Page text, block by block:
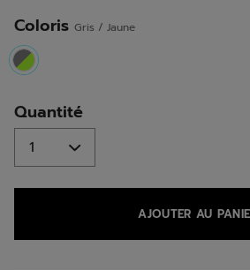
même
page.
Coloris Gris / Jaune
selected
Quantité
AJOUTER AU